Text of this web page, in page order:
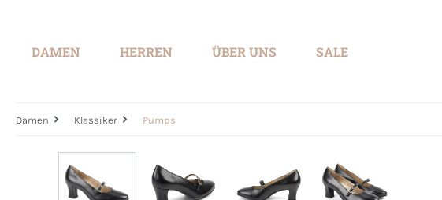
DAMEN HERREN ÜBER UNS SALE
Damen Klassiker Pumps
Bildergalerie überspringen